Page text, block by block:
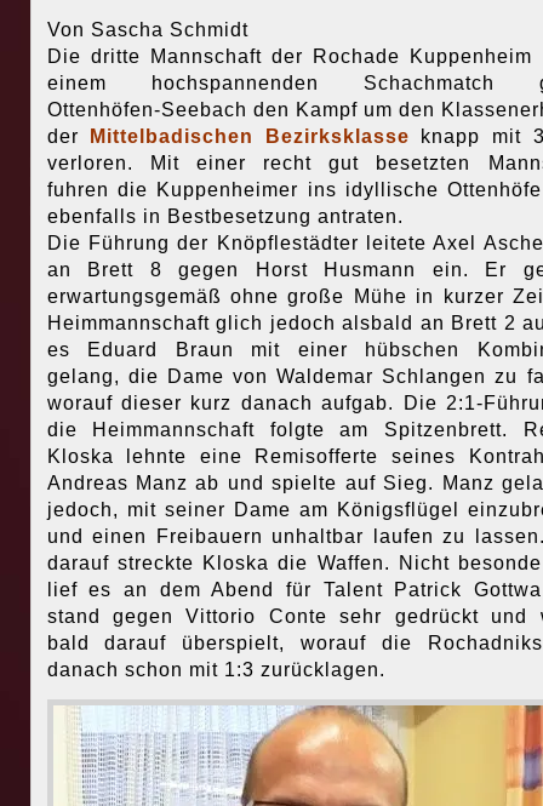
Von Sascha Schmidt
Die dritte Mannschaft der Rochade Kuppenheim
einem hochspannenden Schachmatch
Ottenhöfen-Seebach den Kampf um den
der
Mittelbadischen Bezirksklasse knapp mit
verloren. Mit einer recht gut besetzten
fuhren die Kuppenheimer ins idyllische
ebenfalls in Bestbesetzung antraten.
Die Führung der Knöpflestädter leitete Axel
an Brett 8 gegen Horst Husmann ein. Er
erwartungsgemäß ohne große Mühe in kurzer
Heimmannschaft glich jedoch alsbald an Brett 2
es Eduard Braun mit einer hübschen
gelang, die Dame von Waldemar Schlangen zu
worauf dieser kurz danach aufgab. Die 2:1-
die Heimmannschaft folgte am Spitzenbrett.
Kloska lehnte eine Remisofferte seines
Andreas Manz ab und spielte auf Sieg. Manz
jedoch, mit seiner Dame am Königsflügel
und einen Freibauern unhaltbar laufen zu
darauf streckte Kloska die Waffen. Nicht
lief es an dem Abend für Talent Patrick
stand gegen Vittorio Conte sehr gedrückt und
bald darauf überspielt, worauf die
danach schon mit 1:3 zurücklagen.